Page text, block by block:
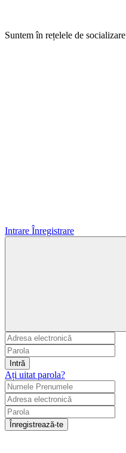
Suntem în rețelele de socializare
Intrare Înregistrare
Intră
Ați uitat parola?
Înregistrează-te